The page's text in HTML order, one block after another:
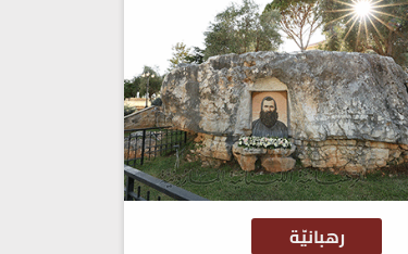
رهبانيّة